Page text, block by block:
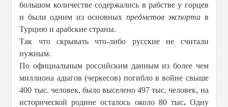
большом количестве содержались в рабстве у горцев
и были одним из основных предметов экспорта в
Турцию и арабские страны.
Так что скрывать что-либо русские не считали
нужным.
По официальным российским данным из более чем
миллиона адыгов (черкесов) погибло в войне свыше
400 тыс. человек, было выселено 497 тыс. человек, на
исторической родине осталось около 80 тыс. Одну